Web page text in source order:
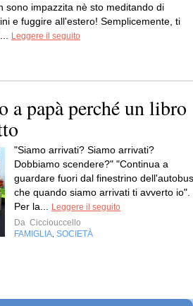
sono impazzita nè sto meditando di
e fuggire all'estero! Semplicemente, ti
Leggere il seguito
a papà perché un libro
"Siamo arrivati? Siamo arrivati?
Dobbiamo scendere?" "Continua a
guardare fuori dal finestrino dell'autobus
che quando siamo arrivati ti avverto io".
Per la...
Leggere il seguito
Da Cicciouccello
FAMIGLIA SOCIETÀ